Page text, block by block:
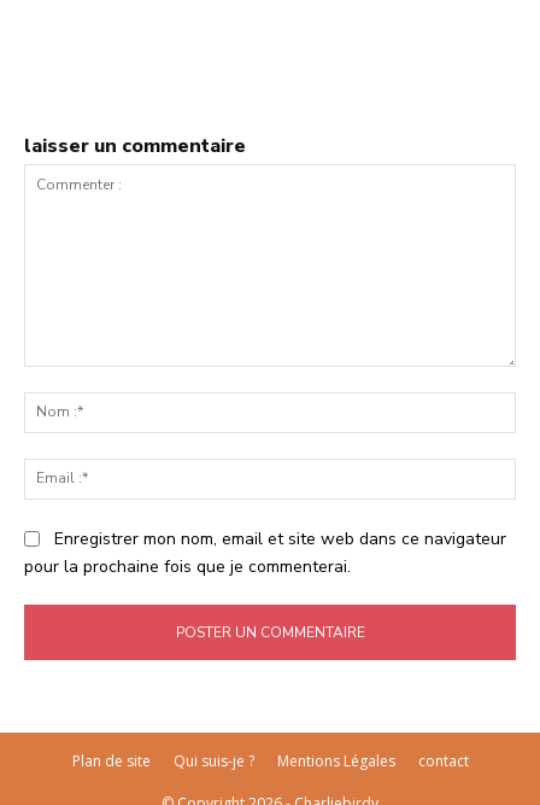
laisser un commentaire
:*
:*
Enregistrer mon nom, email et site web dans ce navigateur
pour la prochaine fois que je commenterai.
Plan de site Qui suis-je ? Mentions Légales contact